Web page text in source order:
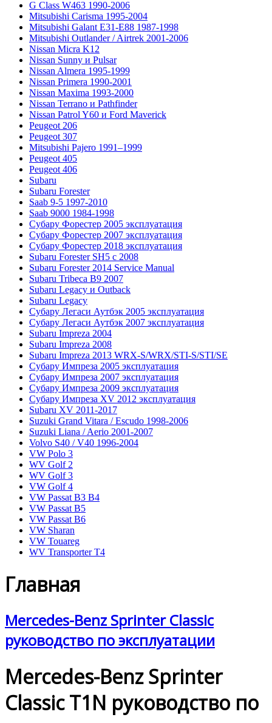
G Class W463 1990-2006
Mitsubishi Carisma 1995-2004
Mitsubishi Galant E31-E88 1987-1998
Mitsubishi Outlander / Airtrek 2001-2006
Nissan Micra K12
Nissan Sunny и Pulsar
Nissan Almera 1995-1999
Nissan Primera 1990-2001
Nissan Maxima 1993-2000
Nissan Terrano и Pathfinder
Nissan Patrol Y60 и Ford Maverick
Peugeot 206
Peugeot 307
Mitsubishi Pajero 1991–1999
Peugeot 405
Peugeot 406
Subaru
Subaru Forester
Saab 9-5 1997-2010
Saab 9000 1984-1998
Субару Форестер 2005 эксплуатация
Субару Форестер 2007 эксплуатация
Субару Форестер 2018 эксплуатация
Subaru Forester SH5 с 2008
Subaru Forester 2014 Service Manual
Subaru Tribeca В9 2007
Subaru Legacy и Outback
Subaru Legacy
Субару Легаси Аутбэк 2005 эксплуатация
Субару Легаси Аутбэк 2007 эксплуатация
Subaru Impreza 2004
Subaru Impreza 2008
Subaru Impreza 2013 WRX-S/WRX/STI-S/STI/SE
Субару Импреза 2005 эксплуатация
Субару Импреза 2007 эксплуатация
Субару Импреза 2009 эксплуатация
Субару Импреза XV 2012 эксплуатация
Subaru XV 2011-2017
Suzuki Grand Vitara / Escudo 1998-2006
Suzuki Liana / Aerio 2001-2007
Volvo S40 / V40 1996-2004
VW Polo 3
WV Golf 2
WV Golf 3
VW Golf 4
VW Passat B3 B4
VW Passat B5
VW Passat B6
VW Sharan
VW Touareg
WV Transporter T4
Главная
Mercedes-Benz Sprinter Classic
руководство по эксплуатации
Mercedes-Benz Sprinter
Classic T1N руководство по